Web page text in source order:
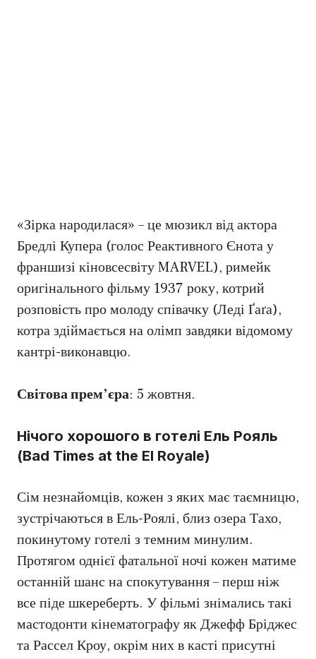
«Зірка народилася» – це мюзикл від актора
Бредлі Купера (голос Реактивного Єнота у
франшизі кіновсесвіту MARVEL), римейк
оригінального фільму 1937 року, котрий
розповість про молоду співачку (Леді Ґаґа),
котра здіймається на олімп завдяки відомому
кантрі-виконавцю.
Світова прем’єра: 5 жовтня.
Нічого хорошого в готелі Ель Рояль
(Bad Times at the El Royale)
Сім незнайомців, кожен з яких має таємницю,
зустрічаються в Ель-Роялі, близ озера Тахо,
покинутому готелі з темним минулим.
Протягом однієї фатальної ночі кожен матиме
останній шанс на спокутування – перш ніж
все піде шкереберть. У фільмі знімались такі
мастодонти кінематографу як Джефф Бріджес
та Рассел Кроу, окрім них в касті присутні